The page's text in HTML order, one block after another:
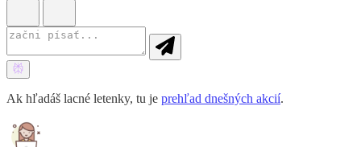
Ak hľadáš lacné letenky, tu je prehľad dnešných akcií.